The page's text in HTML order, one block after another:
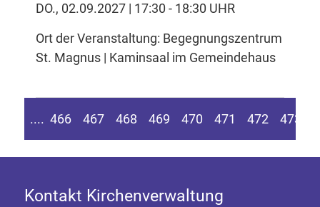
DO., 02.09.2027 | 17:30 - 18:30 UHR
Ort der Veranstaltung: Begegnungszentrum
St. Magnus | Kaminsaal im Gemeindehaus
Seite springen
Zur vorherigen Seite
.... 466 467 468 469 470 471 472 473
Kontakt Kirchenverwaltung